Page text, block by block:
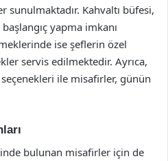
sunulmaktadır. Kahvaltı büfesi,
yapma imkanı
ise şeflerin özel
servis edilmektedir. Ayrıca,
ile misafirler, günün
bulunan misafirler için de